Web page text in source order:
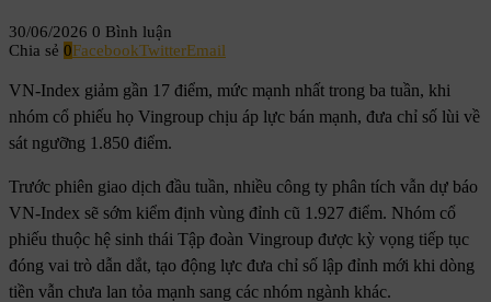
30/06/2026 0 Bình luận
Chia sẻ 0FacebookTwitterEmail
VN-Index giảm gần 17 điểm, mức mạnh nhất trong ba tuần, khi
nhóm cổ phiếu họ Vingroup chịu áp lực bán mạnh, đưa chỉ số lùi về
sát ngưỡng 1.850 điểm.
Trước phiên giao dịch đầu tuần, nhiều công ty phân tích vẫn dự báo
VN-Index sẽ sớm kiểm định vùng đỉnh cũ 1.927 điểm. Nhóm cổ
phiếu thuộc hệ sinh thái Tập đoàn Vingroup được kỳ vọng tiếp tục
đóng vai trò dẫn dắt, tạo động lực đưa chỉ số lập đỉnh mới khi dòng
tiền vẫn chưa lan tỏa mạnh sang các nhóm ngành khác.